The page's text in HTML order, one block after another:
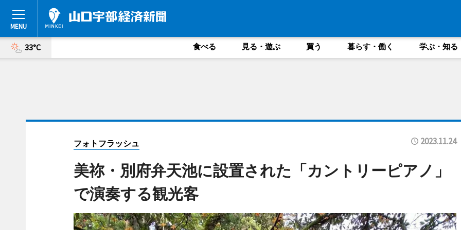
33°C 食べる 見る・遊ぶ 買う 暮らす・働く 学ぶ・知る
フォトフラッシュ 2023.11.24
美祢・別府弁天池に設置された「カントリーピアノ」
で演奏する観光客